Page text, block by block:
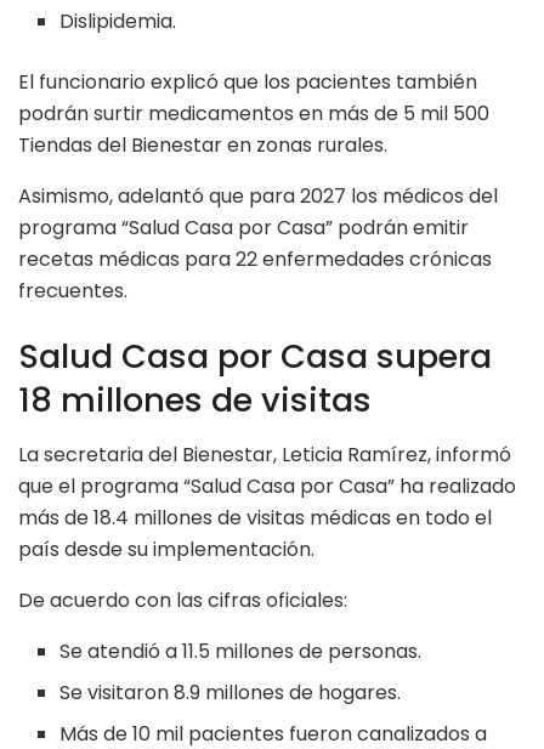
Dislipidemia.
El funcionario explicó que los pacientes también
podrán surtir medicamentos en más de 5 mil 500
Tiendas del Bienestar en zonas rurales.
Asimismo, adelantó que para 2027 los médicos del
programa “Salud Casa por Casa” podrán emitir
recetas médicas para 22 enfermedades crónicas
frecuentes.
Salud Casa por Casa supera
18 millones de visitas
La secretaria del Bienestar, Leticia Ramírez, informó
que el programa “Salud Casa por Casa” ha realizado
más de 18.4 millones de visitas médicas en todo el
país desde su implementación.
De acuerdo con las cifras oficiales:
Se atendió a 11.5 millones de personas.
Se visitaron 8.9 millones de hogares.
Más de 10 mil pacientes fueron canalizados a